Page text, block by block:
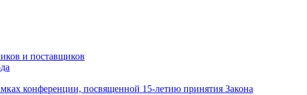
и поставщиков
конференции, посвященной 15-летию принятия Закона